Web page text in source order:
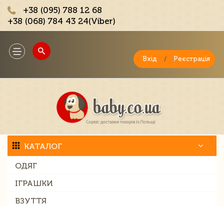
+38 (095) 788 12 68
+38 (068) 784 43 24(Viber)
Toggle
navigation
Вхід / Реєстрація
КАТАЛОГ
ОДЯГ
ІГРАШКИ
ВЗУТТЯ